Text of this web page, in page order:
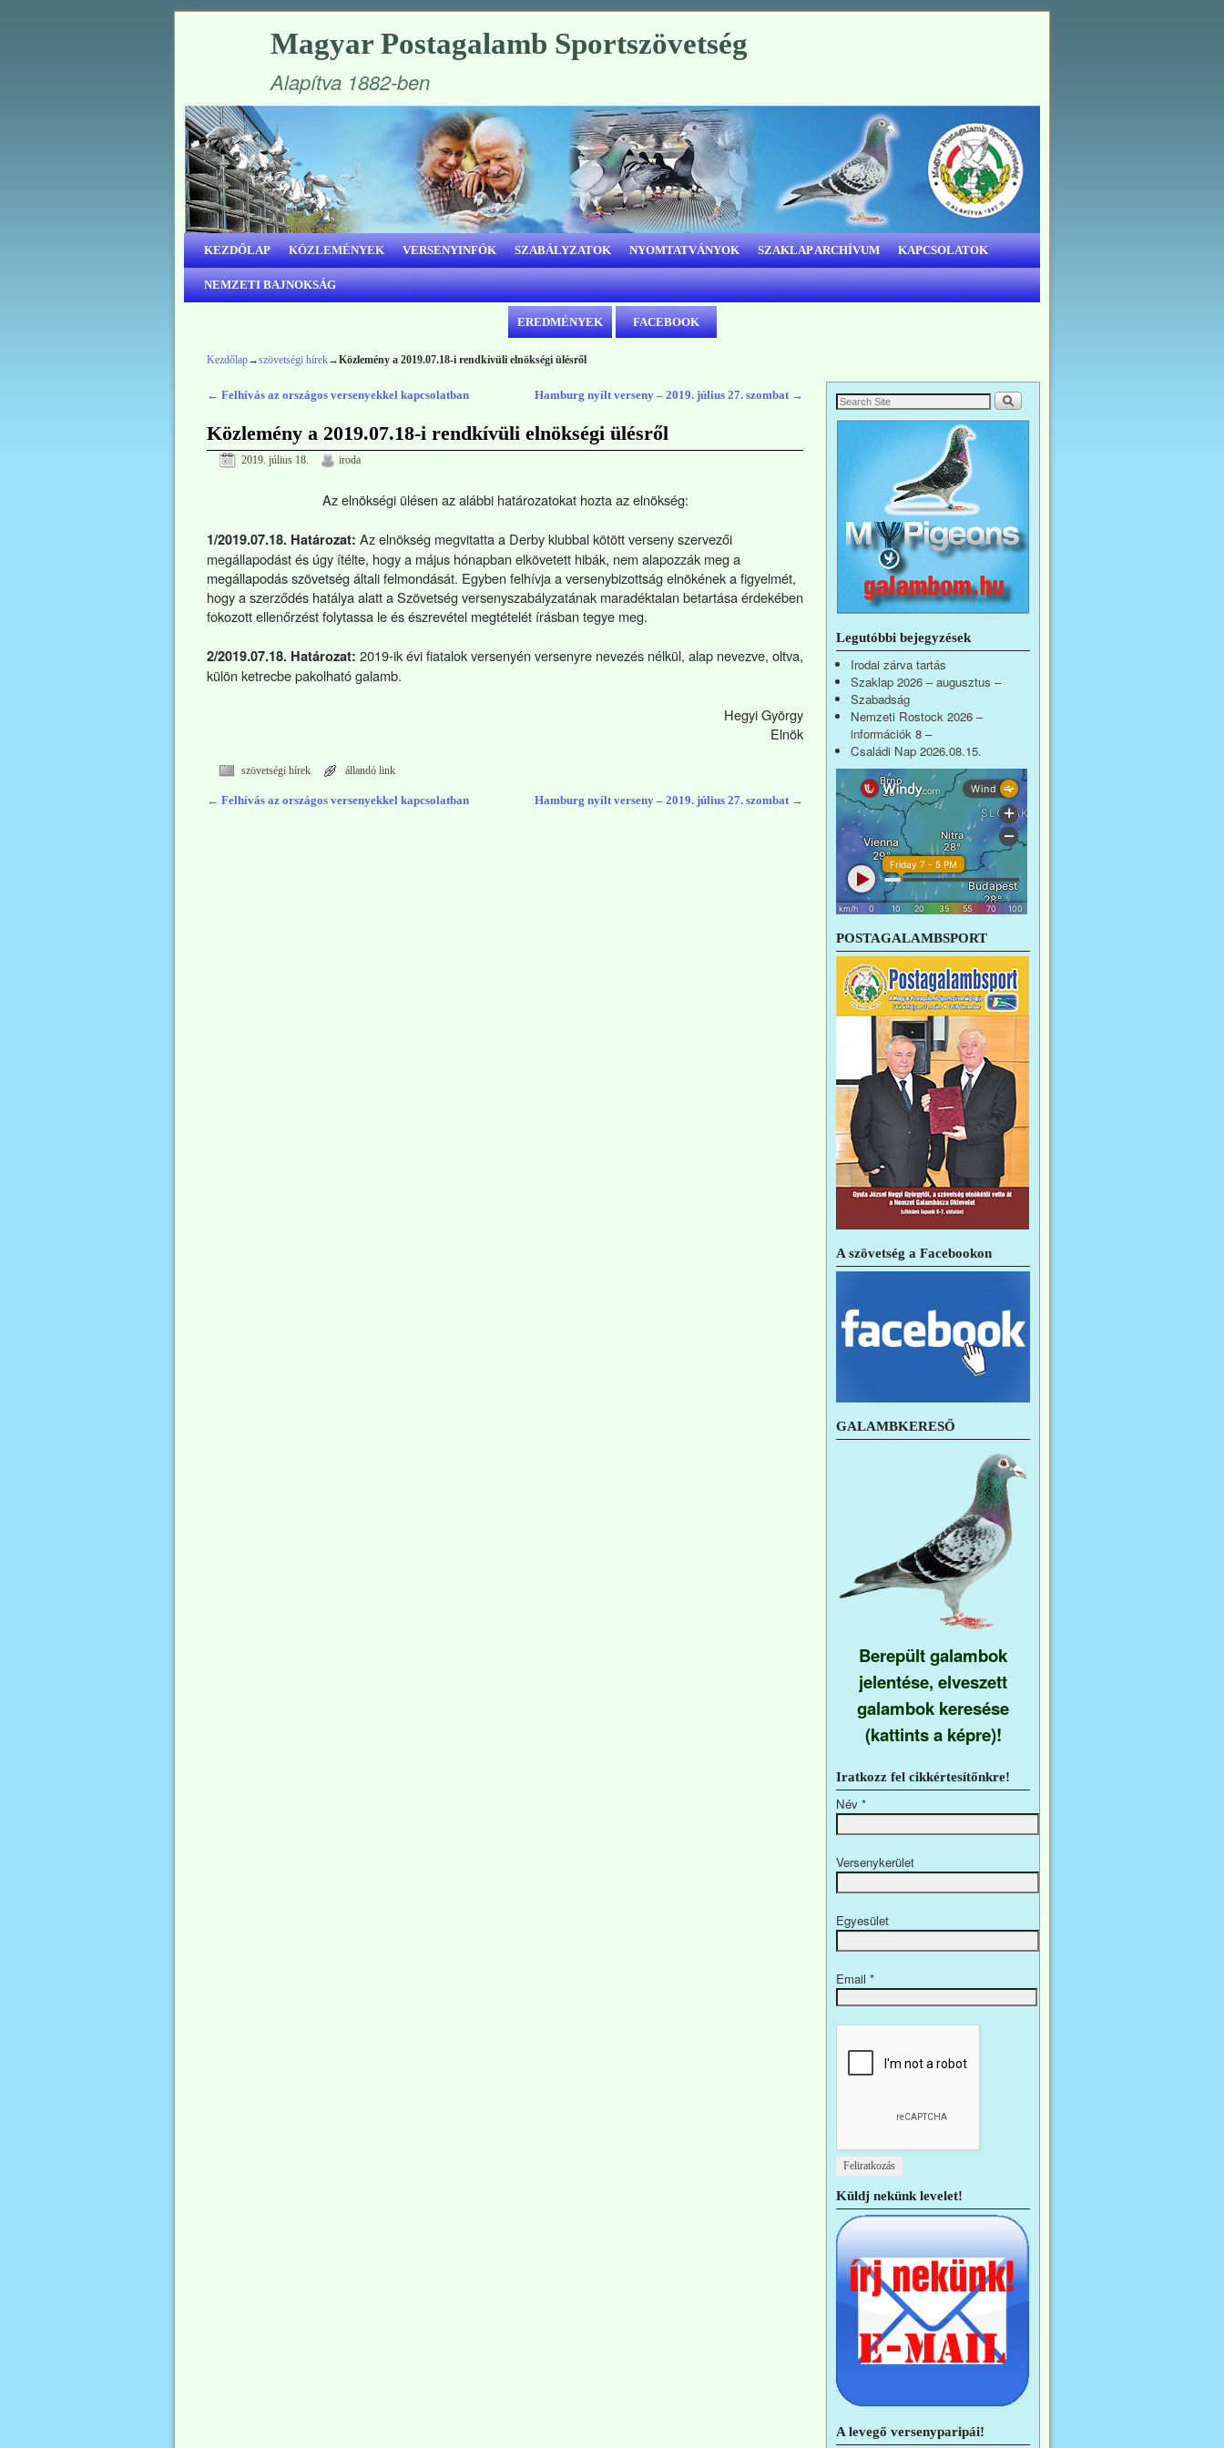
Magyar Postagalamb Sportszövetség
Alapítva 1882-ben
Ugrás a főtartalomra
Ugrás a másodlagos tartalomra
KEZDŐLAP KÖZLEMÉNYEK VERSENYINFÓK SZABÁLYZATOK NYOMTATVÁNYOK SZAKLAP ARCHÍVUM KAPCSOLATOK
NEMZETI BAJNOKSÁG
EREDMÉNYEK FACEBOOK
Kezdőlap→szövetségi hírek→Közlemény a 2019.07.18-i rendkívüli elnökségi ülésről
Bejegyzés navigáció
← Felhívás az országos versenyekkel kapcsolatban Hamburg nyílt verseny – 2019. július 27. szombat →
Közlemény a 2019.07.18-i rendkívüli elnökségi ülésről
2019. július 18. iroda
Az elnökségi ülésen az alábbi határozatokat hozta az elnökség:
1/2019.07.18. Határozat: Az elnökség megvitatta a Derby klubbal kötött verseny szervezői
megállapodást és úgy ítélte, hogy a május hónapban elkövetett hibák, nem alapozzák meg a
megállapodás szövetség általi felmondását. Egyben felhívja a versenybizottság elnökének a figyelmét,
hogy a szerződés hatálya alatt a Szövetség versenyszabályzatának maradéktalan betartása érdekében
fokozott ellenőrzést folytassa le és észrevétel megtételét írásban tegye meg.
2/2019.07.18. Határozat: 2019-ik évi fiatalok versenyén versenyre nevezés nélkül, alap nevezve, oltva,
külön ketrecbe pakolható galamb.
Hegyi György
Elnök
szövetségi hírek állandó link
Bejegyzés navigáció
← Felhívás az országos versenyekkel kapcsolatban Hamburg nyílt verseny – 2019. július 27. szombat →
Legutóbbi bejegyzések
Irodai zárva tartás
Szaklap 2026 – augusztus –
Szabadság
Nemzeti Rostock 2026 –
információk 8 –
Családi Nap 2026.08.15.
POSTAGALAMBSPORT
A szövetség a Facebookon
GALAMBKERESŐ
Berepült galambok
jelentése, elveszett
galambok keresése
(kattints a képre)!
Iratkozz fel cikkértesítőnkre!
Név *
Versenykerület
Egyesület
Email *
Küldj nekünk levelet!
A levegő versenyparipái!